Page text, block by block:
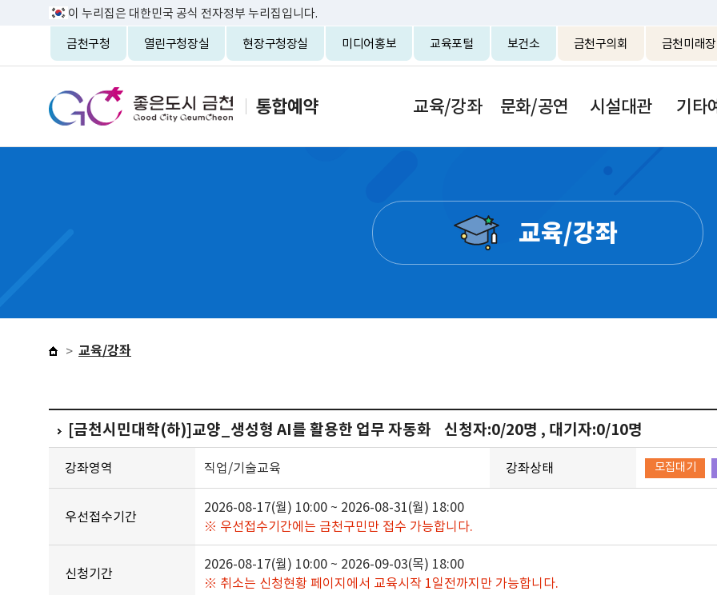
이 누리집은 대한민국 공식 전자정부 누리집입니다.
금천구청 열린구청장실 현장구청장실 미디어홍보 교육포털 보건소 금천구의회 금천미래
교육/강좌 문화/공연 시설대관 기타
교육/강좌
교육/강좌
[금천시민대학(하)]교양_생성형 AI를 활용한 업무 자동화 신청자:0/20명 , 대기자:0/10명
강좌영역 직업/기술교육 강좌상태 모집대기
우선접수기간
2026-08-17(월) 10:00 ~ 2026-08-31(월) 18:00
※ 우선접수기간에는 금천구민만 접수 가능합니다.
신청기간
2026-08-17(월) 10:00 ~ 2026-09-03(목) 18:00
※ 취소는 신청현황 페이지에서 교육시작 1일전까지만 가능합니다.